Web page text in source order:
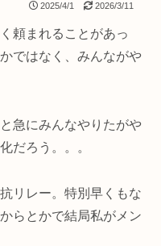
2025/4/1 2026/3/11
頼まれることがあっ
ではなく、みんながや
急にみんなやりたがや
だろう。。。
リレー。特別早くもな
らとかで結局私がメン